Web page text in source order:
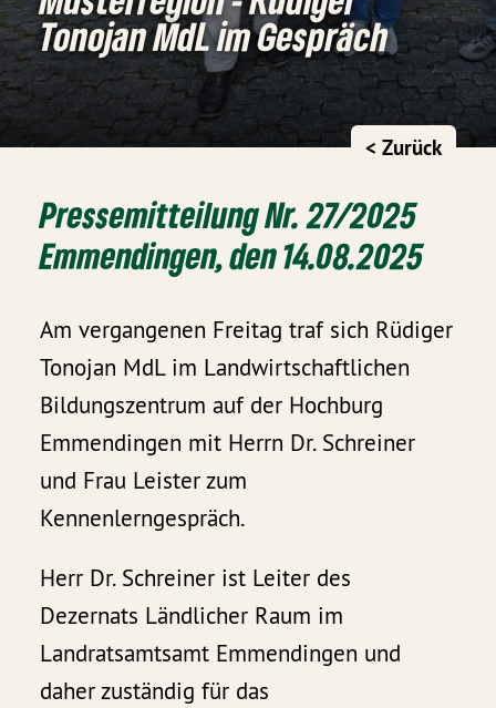
Tonojan MdL im Gespräch
< Zurück
Pressemitteilung Nr. 27/2025
Emmendingen, den 14.08.2025
Am vergangenen Freitag traf sich Rüdiger
Tonojan MdL im Landwirtschaftlichen
Bildungszentrum auf der Hochburg
Emmendingen mit Herrn Dr. Schreiner
und Frau Leister zum
Kennenlerngespräch.
Herr Dr. Schreiner ist Leiter des
Dezernats Ländlicher Raum im
Landratsamtsamt Emmendingen und
daher zuständig für das